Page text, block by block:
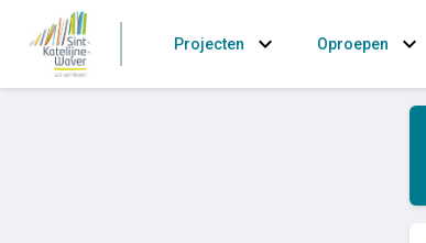
Projecten expand_more Oproepen expand_more